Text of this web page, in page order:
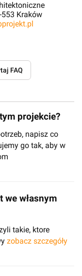
553 Kraków
FAQ
projekcie?
napisz co
go tak, aby w
we własnym
takie, ktore
zobacz szczegóły